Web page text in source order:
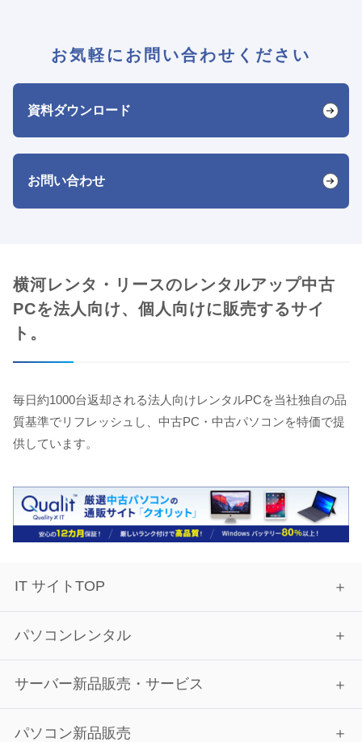
お気軽にお問い合わせください
資料ダウンロード
お問い合わせ
横河レンタ・リースのレンタルアップ中古
PCを法人向け、個人向けに販売するサイ
ト。
毎日約1000台返却される法人向けレンタルPCを当社独自の品
質基準でリフレッシュし、中古PC・中古パソコンを特価で提
供しています。
IT サイトTOP
パソコンレンタル
サーバー新品販売・サービス
パソコン新品販売